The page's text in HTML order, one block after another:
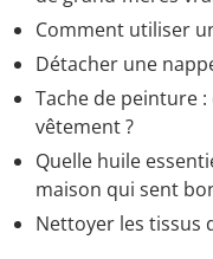
Comment utiliser
Détacher une
Tache de peinture
vêtement ?
Quelle huile
maison qui sent
Nettoyer les tissus